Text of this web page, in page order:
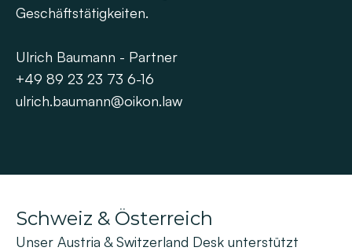
Schweiz & Österreich
Unser Austria & Switzerland Desk unterstützt
Geschäftstätigkeiten.
Ulrich Baumann - Partner
+49 89 23 23 73 6-16
ulrich.baumann@oikon.law